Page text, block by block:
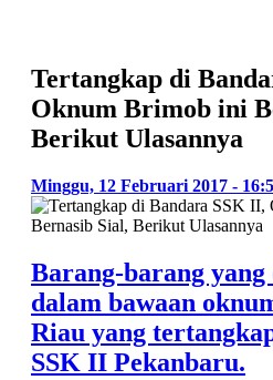
Tertangkap di
Oknum Brimob ini
Berikut Ulasannya
Minggu, 12 Februari 2017 -
Barang-barang
dalam bawaan
Riau yang
SSK II Pekanbaru.